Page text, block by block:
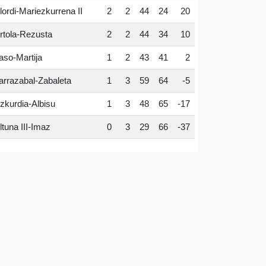
Mariezkurrena II 2 2 44 24 20
Rezusta 2 2 44 34 10
Martija 1 2 43 41 2
Zabaleta 1 3 59 64 -5
Albisu 1 3 48 65 -17
III-Imaz 0 3 29 66 -37